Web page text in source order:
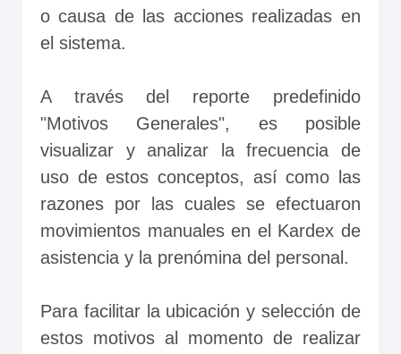
o causa de las acciones realizadas en
el sistema.
A través del reporte predefinido
"Motivos Generales", es posible
visualizar y analizar la frecuencia de
uso de estos conceptos, así como las
razones por las cuales se efectuaron
movimientos manuales en el Kardex de
asistencia y la prenómina del personal.
Para facilitar la ubicación y selección de
estos motivos al momento de realizar